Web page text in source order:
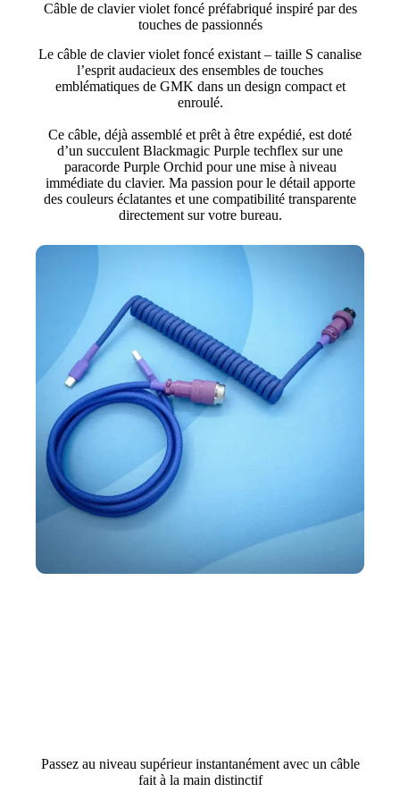
Câble de clavier violet foncé préfabriqué inspiré par des
touches de passionnés
Le câble de clavier violet foncé existant – taille S canalise
l’esprit audacieux des ensembles de touches
emblématiques de GMK dans un design compact et
enroulé.
Ce câble, déjà assemblé et prêt à être expédié, est doté
d’un succulent Blackmagic Purple techflex sur une
paracorde Purple Orchid pour une mise à niveau
immédiate du clavier. Ma passion pour le détail apporte
des couleurs éclatantes et une compatibilité transparente
directement sur votre bureau.
Passez au niveau supérieur instantanément avec un câble
fait à la main distinctif